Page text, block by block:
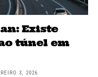
Existe
túnel em
3, 2026